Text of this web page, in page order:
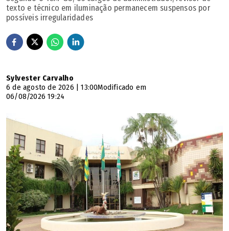
texto e técnico em iluminação permanecem suspensos por
possíveis irregularidades
Sylvester Carvalho
6 de agosto de 2026 | 13:00Modificado em
06/08/2026 19:24